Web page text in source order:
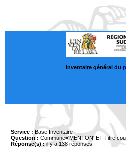
Inventaire général du
Service : Base Inventaire
Question : Commune='MENTON' ET Titre
Réponse(s) :il y a 138 réponses